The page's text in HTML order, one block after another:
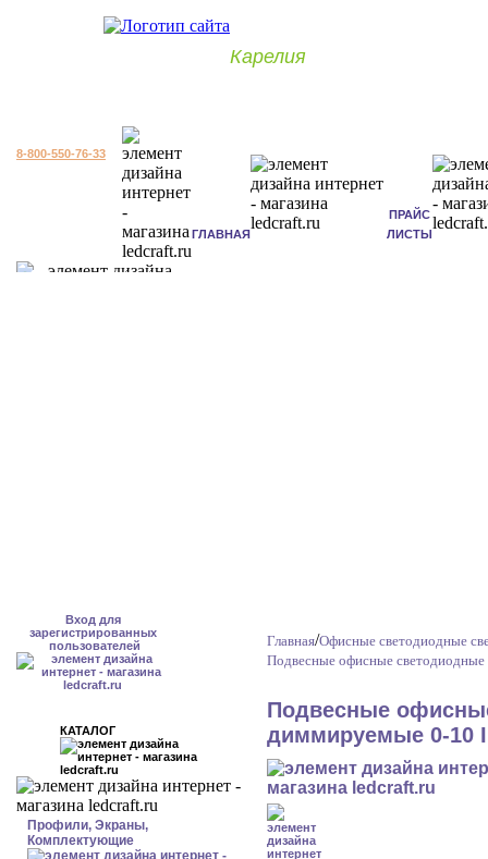
Карелия
8-800-550-76-33
ГЛАВНАЯ
ПРАЙС
ЛИСТЫ
Вход для
зарегистрированных
пользователей
КАТАЛОГ
Профили, Экраны,
Комплектующие
Главная/Офисные светодиодные
Подвесные офисные
Подвесные
диммируемые 0-10